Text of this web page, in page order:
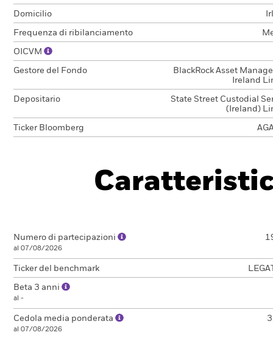
Domicilio
Frequenza di ribilanciamento
OICVM
Gestore del Fondo
BlackRock Asset
Ireland
Depositario
State Street Custodial
(Ireland)
Ticker Bloomberg
Numero di partecipazioni
al 07/08/2026
Ticker del benchmark
Beta 3 anni
al -
Cedola media ponderata
al 07/08/2026